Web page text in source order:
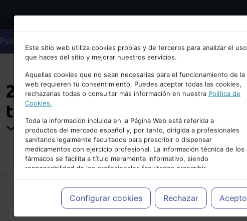
Bienvenid@ a psiquiatria.com
Escribe tu Email
Accede o regístrate con tu email.
Cancelar
Psiquiatría
Este sitio web utiliza cookies propias y de terceros para analizar el uso
que haces del sitio y mejorar nuestros servicios.
Aquellas cookies que no sean necesarias para el funcionamiento de la
web requieren tu consentimiento. Puedes aceptar todas las cookies,
rechazarlas todas o consultar más información en nuestra Política de
Cookies.
Toda la información incluida en la Página Web está referida a
productos del mercado español y, por tanto, dirigida a profesionales
sanitarios legalmente facultados para prescribir o dispensar
medicamentos con ejercicio profesional. La información técnica de los
fármacos se facilita a título meramente informativo, siendo
responsabilidad de los profesionales facultados prescribir
medicamentos y decidir, en cada caso concreto, el tratamiento más
adecuado a las necesidades del paciente.
Configurar cookies Rechazar Acepto
PUBLICIDAD